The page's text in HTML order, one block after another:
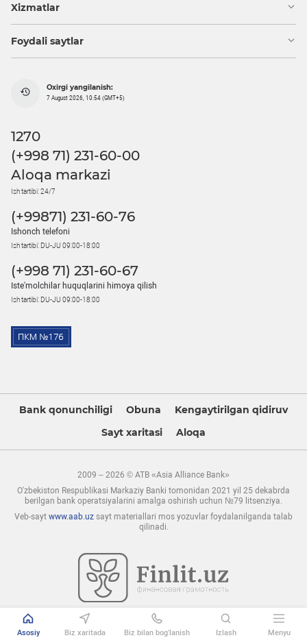
Xizmatlar
Foydali saytlar
Oxirgi yangilanish:
7 August 2026, 10:54 (GMT+5)
1270
(+998 71) 231-60-00
Aloqa markazi
Ish tartibi: 24/7
(+99871) 231-60-76
Ishonch telefoni
Ish tartibi: DU-JU 09:00-18:00
(+998 71) 231-60-67
Iste'molchilar huquqlarini himoya qilish
Ish tartibi: DU-JU 09:00-18:00
Bank qonunchiligi Obuna
Kengaytirilgan qidiruv
Sayt xaritasi
Aloqa
2009 – 2026 © ATB «Asia Alliance Bank»
O'zbekiston Respublikasi Markaziy Banki tomonidan 2021 yil 25 dekabrda
berilgan bank operatsiyalarini amalga oshirish uchun №79 litsenziya.
Veb-sayt www.aab.uz sayt materiallari mos yozuvlar foydalanilganda talab
qilinadi.
Asosiy Biz xaritada Biz bilan bog’lanish Izlash Menyu